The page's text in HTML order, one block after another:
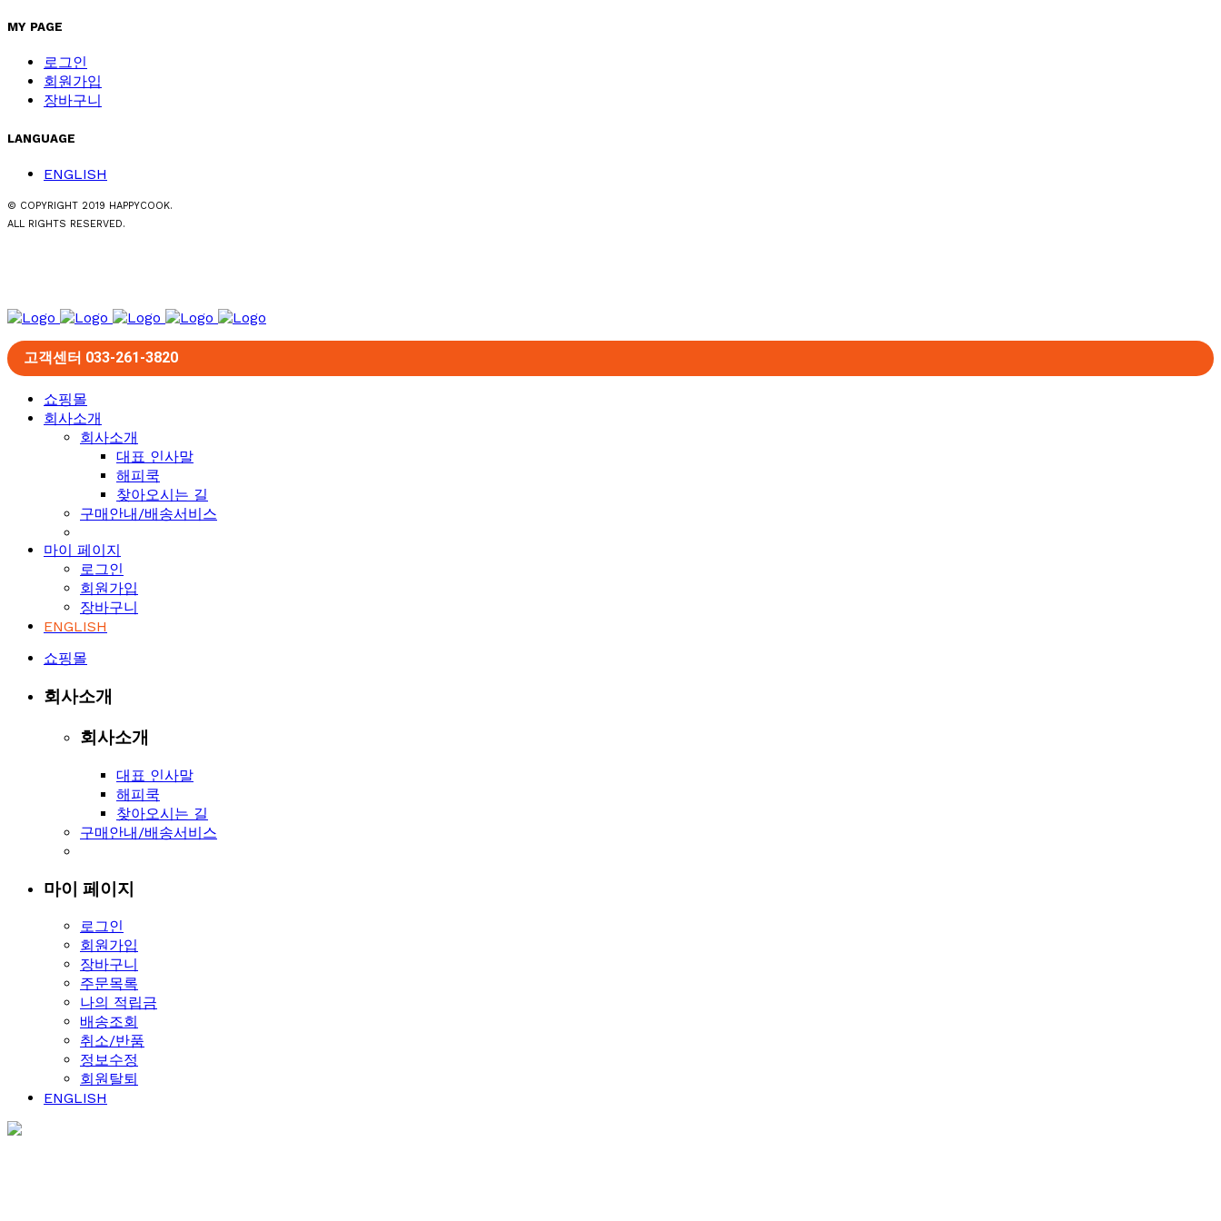
MY PAGE
로그인
회원가입
장바구니
LANGUAGE
ENGLISH
© COPYRIGHT 2019 HAPPYCOOK.
ALL RIGHTS RESERVED.
고객센터 033-261-3820
쇼핑몰
회사소개
회사소개
대표 인사말
해피쿡
찾아오시는 길
구매안내/배송서비스
마이 페이지
로그인
회원가입
장바구니
ENGLISH
쇼핑몰
회사소개
회사소개
대표 인사말
해피쿡
찾아오시는 길
구매안내/배송서비스
마이 페이지
로그인
회원가입
장바구니
주문목록
나의 적립금
배송조회
취소/반품
정보수정
회원탈퇴
ENGLISH